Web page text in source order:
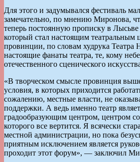
Для этого и задумывался фестиваль
замечательно, по мнению Миронова,
теперь постоянную прописку в Лысьве
который стал настоящим театральным
провинции, по словам худрука Театра
настоящие фанаты театра, те, кому
отечественного сценического
«В творческом смысле провинция
условия, в которых приходится
сожалению, местные власти, не
поддержки. А ведь именно театр
градообразующим центром, центром
которого все вертится. Я всячески
местной администрации, но пока
приятным исключением является
проходит этот форум», — заключил